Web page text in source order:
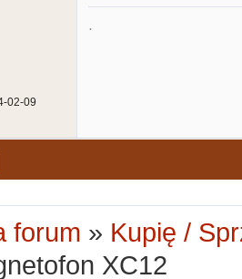
02-09
.
forum » Kupię /
XC12